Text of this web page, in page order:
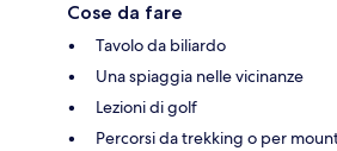
Cose da fare
Tavolo da biliardo
Una spiaggia nelle vicinanze
Lezioni di golf
Percorsi da trekking o per